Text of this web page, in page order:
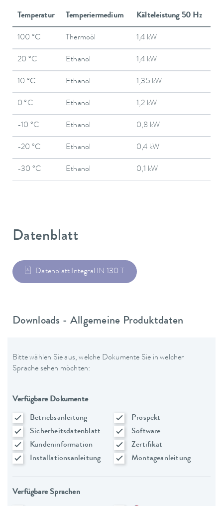
Temperatur Temperiermedium Kälteleistung 50 Hz
100 °C Thermoöl 1,4 kW
20 °C Ethanol 1,4 kW
10 °C Ethanol 1,35 kW
0 °C Ethanol 1,2 kW
-10 °C Ethanol 0,8 kW
-20 °C Ethanol 0,4 kW
-30 °C Ethanol 0,1 kW
Datenblatt
Datenblatt Integral IN 130 T
Downloads - Allgemeine Produktdaten
Bitte wählen Sie aus, welche Dokumente Sie in welcher
Sprache sehen möchten:
Verfügbare Dokumente
Betriebsanleitung
Prospekt
Sicherheitsdatenblatt
Software
Kundeninformation
Zertifikat
Installationsanleitung
Montageanleitung
Verfügbare Sprachen